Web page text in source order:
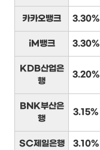
카카오뱅크 3.30%
iM뱅크 3.30%
KDB산업은
행
3.20%
BNK부산은
행
3.15%
SC제일은행 3.10%